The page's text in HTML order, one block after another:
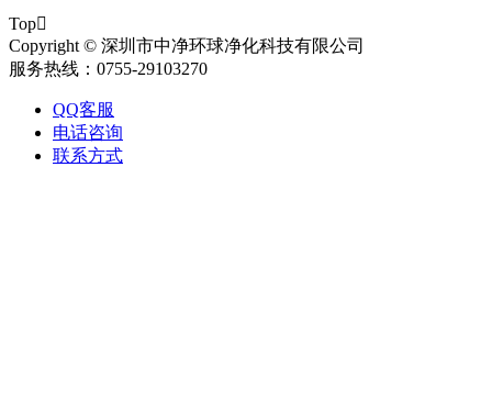
Top
Copyright © 深圳市中净环球净化科技有限公司
服务热线：0755-29103270
QQ客服
电话咨询
联系方式